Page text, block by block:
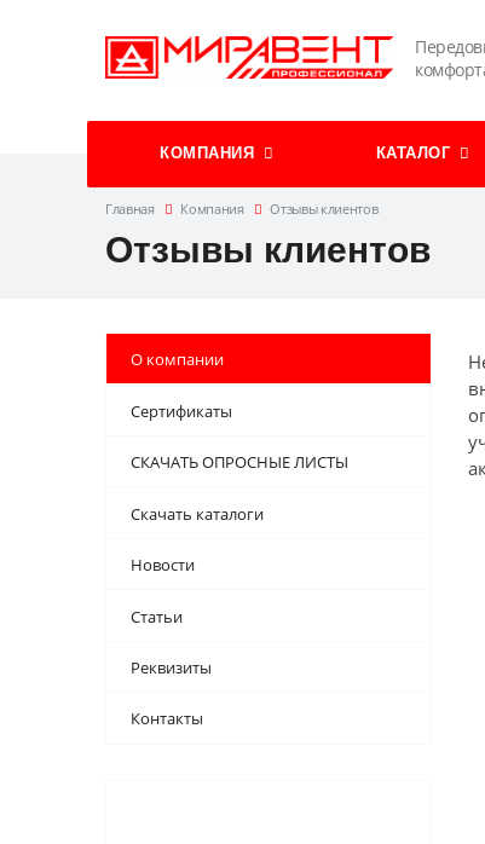
КОМПАНИЯ КАТАЛОГ
Главная Компания Отзывы клиентов
Отзывы клиентов
О компании
Cертификаты
СКАЧАТЬ ОПРОСНЫЕ ЛИСТЫ
Скачать каталоги
Новости
Статьи
Реквизиты
Контакты